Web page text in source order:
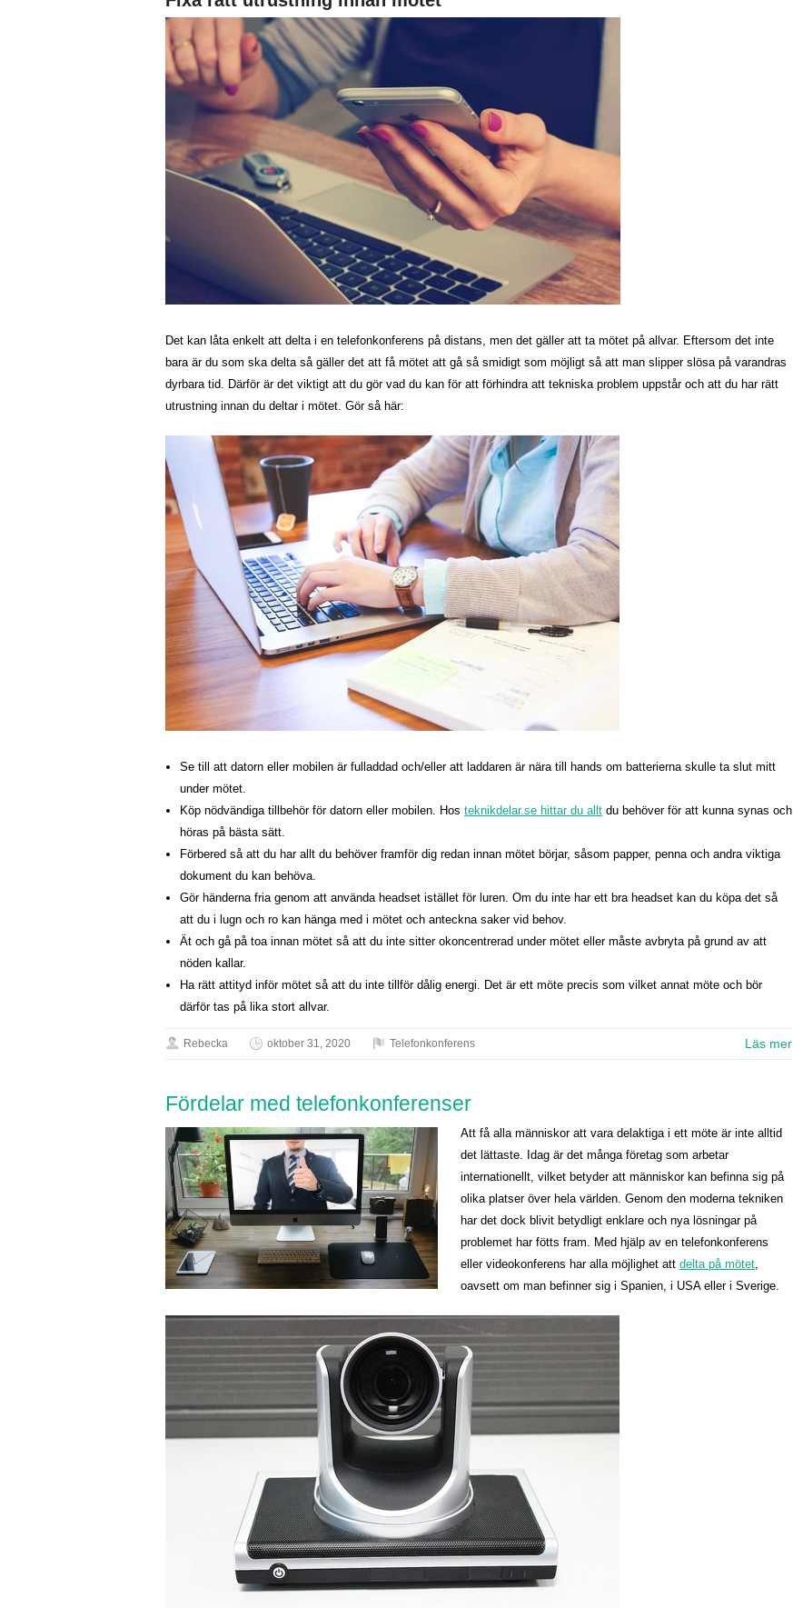
Det kan låta enkelt att delta i en telefonkonferens på distans, men det gäller att ta mötet på allvar. Eftersom det inte
bara är du som ska delta så gäller det att få mötet att gå så smidigt som möjligt så att man slipper slösa på varandras
dyrbara tid. Därför är det viktigt att du gör vad du kan för att förhindra att tekniska problem uppstår och att du har rätt
utrustning innan du deltar i mötet. Gör så här:
Se till att datorn eller mobilen är fulladdad och/eller att laddaren är nära till hands om batterierna skulle ta slut mitt
under mötet.
Köp nödvändiga tillbehör för datorn eller mobilen. Hos teknikdelar.se hittar du allt du behöver för att kunna synas och
höras på bästa sätt.
Förbered så att du har allt du behöver framför dig redan innan mötet börjar, såsom papper, penna och andra viktiga
dokument du kan behöva.
Gör händerna fria genom att använda headset istället för luren. Om du inte har ett bra headset kan du köpa det så
att du i lugn och ro kan hänga med i mötet och anteckna saker vid behov.
Ät och gå på toa innan mötet så att du inte sitter okoncentrerad under mötet eller måste avbryta på grund av att
nöden kallar.
Ha rätt attityd inför mötet så att du inte tillför dålig energi. Det är ett möte precis som vilket annat möte och bör
därför tas på lika stort allvar.
Rebecka oktober 31, 2020 Telefonkonferens
Fördelar med telefonkonferenser
Att få alla människor att vara delaktiga i ett möte är inte alltid
det lättaste. Idag är det många företag som arbetar
internationellt, vilket betyder att människor kan befinna sig på
olika platser över hela världen. Genom den moderna tekniken
har det dock blivit betydligt enklare och nya lösningar på
problemet har fötts fram. Med hjälp av en telefonkonferens
eller videokonferens har alla möjlighet att delta på mötet
oavsett om man befinner sig i Spanien, i USA eller i Sverige.